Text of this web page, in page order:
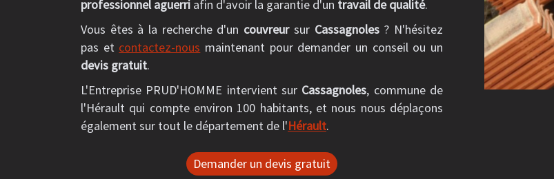
professionnel aguerri afin d'avoir la garantie d'un travail de qualité.
Vous êtes à la recherche d'un couvreursur Cassagnoles? N'hésitez
pas et contactez-nous maintenant pour demander un conseil ou un
devis gratuit.
L'Entreprise PRUD'HOMME intervient sur Cassagnoles, commune de
l'Hérault qui compte environ 100 habitants, et nous nous déplaçons
également sur tout le département de l'Hérault.
Demander un devis gratuit